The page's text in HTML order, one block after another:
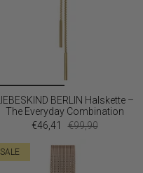
LIEBESKIND BERLIN Halskette –
The Everyday Combination
€46,41
€99,90
SALE